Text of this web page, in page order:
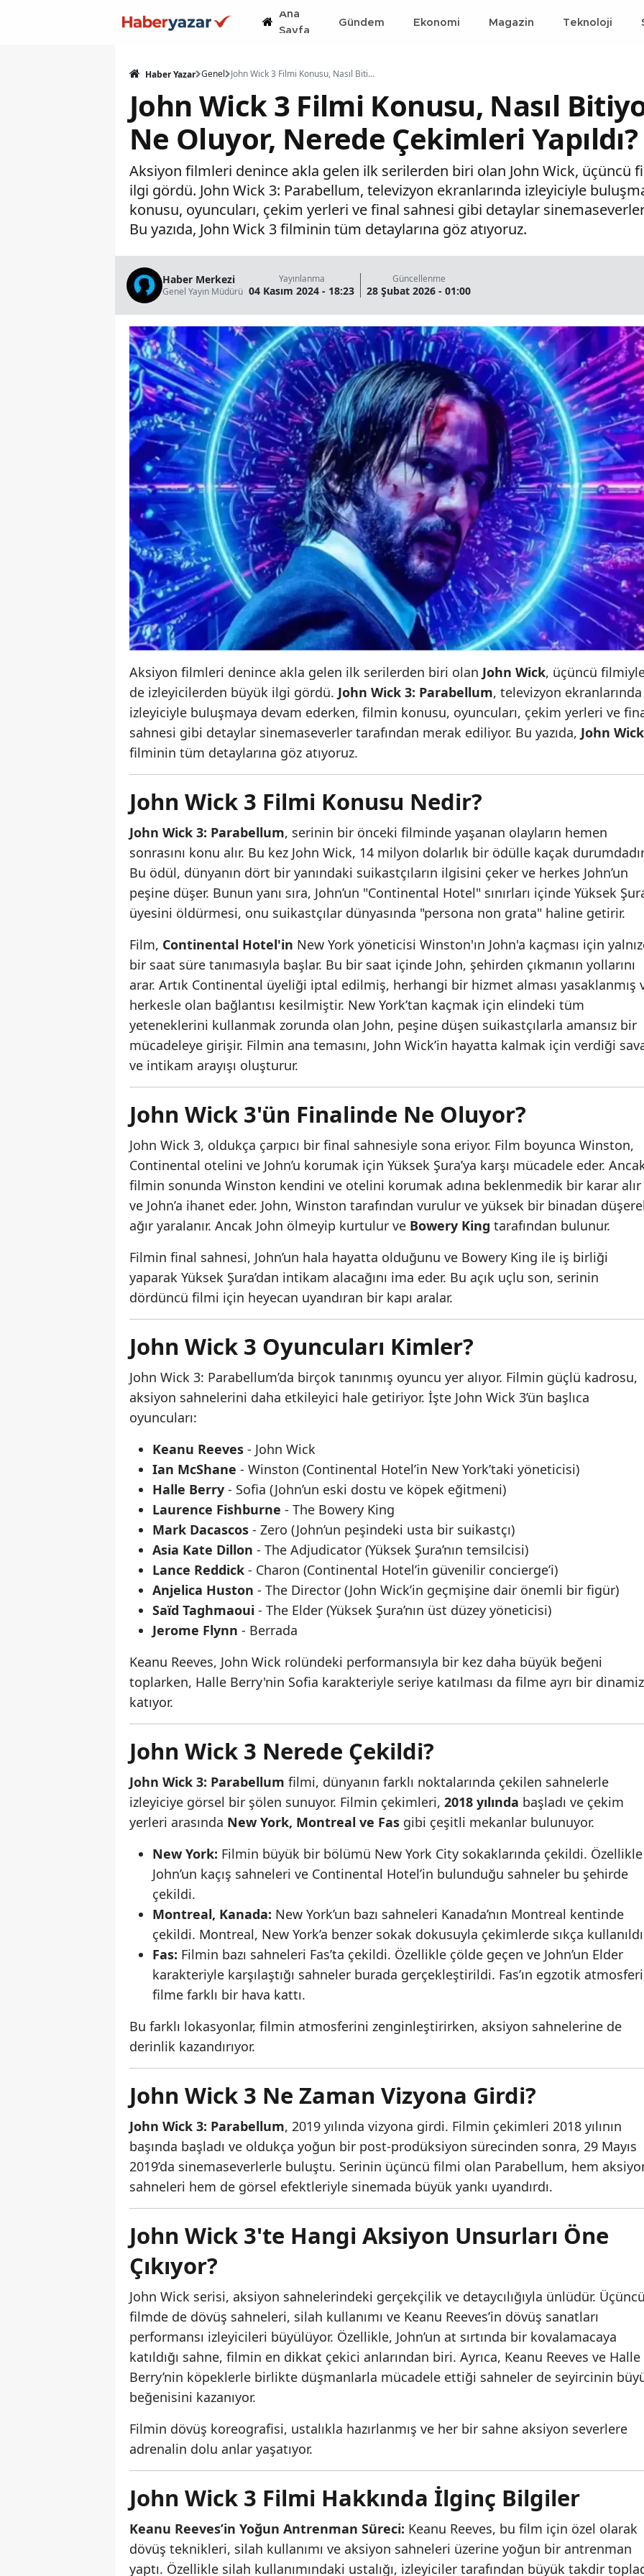
Ana
Sayfa
Gündem Ekonomi Magazin Teknoloji
Haber Yazar Genel John Wick 3 Filmi Konusu, Nasıl Bitiyor, Finalinde Ne Oluyor, Nerede Çekimleri Yapıldı?
John Wick 3 Filmi Konusu, Nasıl
Ne Oluyor, Nerede Çekimleri Yapıldı?
Aksiyon filmleri denince akla gelen ilk serilerden biri olan John Wick, üçüncü
ilgi gördü. John Wick 3: Parabellum, televizyon ekranlarında izleyiciyle
konusu, oyuncuları, çekim yerleri ve final sahnesi gibi detaylar
Bu yazıda, John Wick 3 filminin tüm detaylarına göz atıyoruz.
Haber Merkezi
Genel Yayın Müdürü
Yayınlanma
04 Kasım 2024 - 18:23
Güncellenme
28 Şubat 2026 - 01:00
Aksiyon filmleri denince akla gelen ilk serilerden biri olan John Wick, üçüncü
de izleyicilerden büyük ilgi gördü. John Wick 3: Parabellum, televizyon ekranlarında
izleyiciyle buluşmaya devam ederken, filmin konusu, oyuncuları, çekim yerleri ve
sahnesi gibi detaylar sinemaseverler tarafından merak ediliyor. Bu yazıda, John
filminin tüm detaylarına göz atıyoruz.
John Wick 3 Filmi Konusu Nedir?
John Wick 3: Parabellum, serinin bir önceki filminde yaşanan olayların hemen
sonrasını konu alır. Bu kez John Wick, 14 milyon dolarlık bir ödülle kaçak
Bu ödül, dünyanın dört bir yanındaki suikastçıların ilgisini çeker ve herkes John’un
peşine düşer. Bunun yanı sıra, John’un "Continental Hotel" sınırları içinde Yüksek
üyesini öldürmesi, onu suikastçılar dünyasında "persona non grata" haline getirir.
Film, Continental Hotel'in New York yöneticisi Winston'ın John'a kaçması için
bir saat süre tanımasıyla başlar. Bu bir saat içinde John, şehirden çıkmanın yollarını
arar. Artık Continental üyeliği iptal edilmiş, herhangi bir hizmet alması yasaklanmış
herkesle olan bağlantısı kesilmiştir. New York’tan kaçmak için elindeki tüm
yeteneklerini kullanmak zorunda olan John, peşine düşen suikastçılarla amansız bir
mücadeleye girişir. Filmin ana temasını, John Wick’in hayatta kalmak için verdiği
ve intikam arayışı oluşturur.
John Wick 3'ün Finalinde Ne Oluyor?
John Wick 3, oldukça çarpıcı bir final sahnesiyle sona eriyor. Film boyunca Winston,
Continental otelini ve John’u korumak için Yüksek Şura’ya karşı mücadele eder.
filmin sonunda Winston kendini ve otelini korumak adına beklenmedik bir karar alır
ve John’a ihanet eder. John, Winston tarafından vurulur ve yüksek bir binadan
ağır yaralanır. Ancak John ölmeyip kurtulur ve Bowery King tarafından bulunur.
Filmin final sahnesi, John’un hala hayatta olduğunu ve Bowery King ile iş birliği
yaparak Yüksek Şura’dan intikam alacağını ima eder. Bu açık uçlu son, serinin
dördüncü filmi için heyecan uyandıran bir kapı aralar.
John Wick 3 Oyuncuları Kimler?
John Wick 3: Parabellum’da birçok tanınmış oyuncu yer alıyor. Filmin güçlü kadrosu,
aksiyon sahnelerini daha etkileyici hale getiriyor. İşte John Wick 3’ün başlıca
oyuncuları:
Keanu Reeves - John Wick
Ian McShane - Winston (Continental Hotel’in New York’taki yöneticisi)
Halle Berry - Sofia (John’un eski dostu ve köpek eğitmeni)
Laurence Fishburne - The Bowery King
Mark Dacascos - Zero (John’un peşindeki usta bir suikastçı)
Asia Kate Dillon - The Adjudicator (Yüksek Şura’nın temsilcisi)
Lance Reddick - Charon (Continental Hotel’in güvenilir concierge’i)
Anjelica Huston - The Director (John Wick’in geçmişine dair önemli bir figür)
Saïd Taghmaoui - The Elder (Yüksek Şura’nın üst düzey yöneticisi)
Jerome Flynn - Berrada
Keanu Reeves, John Wick rolündeki performansıyla bir kez daha büyük beğeni
toplarken, Halle Berry'nin Sofia karakteriyle seriye katılması da filme ayrı bir
katıyor.
John Wick 3 Nerede Çekildi?
John Wick 3: Parabellum filmi, dünyanın farklı noktalarında çekilen sahnelerle
izleyiciye görsel bir şölen sunuyor. Filmin çekimleri, 2018 yılında başladı ve çekim
yerleri arasında New York, Montreal ve Fas gibi çeşitli mekanlar bulunuyor.
New York: Filmin büyük bir bölümü New York City sokaklarında çekildi. Özellikle
John’un kaçış sahneleri ve Continental Hotel’in bulunduğu sahneler bu şehirde
çekildi.
Montreal, Kanada: New York’un bazı sahneleri Kanada’nın Montreal kentinde
çekildi. Montreal, New York’a benzer sokak dokusuyla çekimlerde sıkça
Fas: Filmin bazı sahneleri Fas’ta çekildi. Özellikle çölde geçen ve John’un Elder
karakteriyle karşılaştığı sahneler burada gerçekleştirildi. Fas’ın egzotik
filme farklı bir hava kattı.
Bu farklı lokasyonlar, filmin atmosferini zenginleştirirken, aksiyon sahnelerine de
derinlik kazandırıyor.
John Wick 3 Ne Zaman Vizyona Girdi?
John Wick 3: Parabellum, 2019 yılında vizyona girdi. Filmin çekimleri 2018 yılının
başında başladı ve oldukça yoğun bir post-prodüksiyon sürecinden sonra, 29 Mayıs
2019’da sinemaseverlerle buluştu. Serinin üçüncü filmi olan Parabellum, hem
sahneleri hem de görsel efektleriyle sinemada büyük yankı uyandırdı.
John Wick 3'te Hangi Aksiyon Unsurları Öne
Çıkıyor?
John Wick serisi, aksiyon sahnelerindeki gerçekçilik ve detaycılığıyla ünlüdür.
filmde de dövüş sahneleri, silah kullanımı ve Keanu Reeves’in dövüş sanatları
performansı izleyicileri büyülüyor. Özellikle, John’un at sırtında bir kovalamacaya
katıldığı sahne, filmin en dikkat çekici anlarından biri. Ayrıca, Keanu Reeves ve Halle
Berry’nin köpeklerle birlikte düşmanlarla mücadele ettiği sahneler de seyircinin
beğenisini kazanıyor.
Filmin dövüş koreografisi, ustalıkla hazırlanmış ve her bir sahne aksiyon severlere
adrenalin dolu anlar yaşatıyor.
John Wick 3 Filmi Hakkında İlginç Bilgiler
Keanu Reeves’in Yoğun Antrenman Süreci: Keanu Reeves, bu film için özel olarak
dövüş teknikleri, silah kullanımı ve aksiyon sahneleri üzerine yoğun bir antrenman
yaptı. Özellikle silah kullanımındaki ustalığı, izleyiciler tarafından büyük takdir